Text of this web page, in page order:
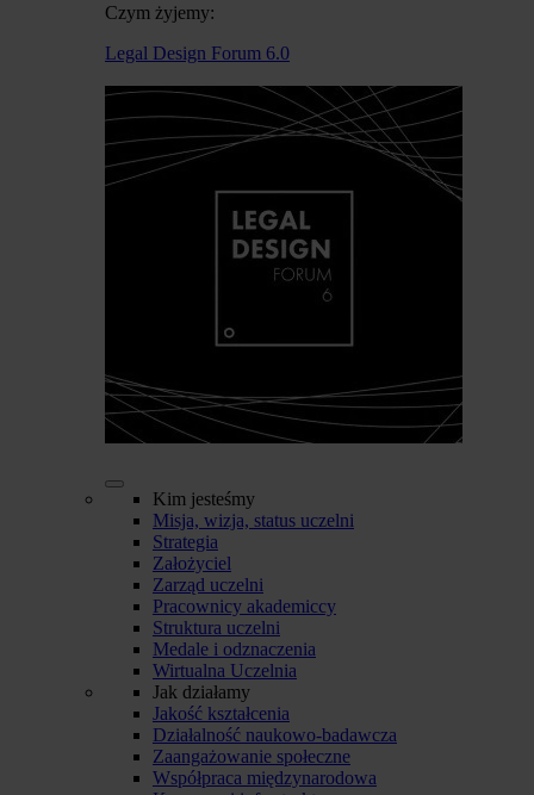
Czym żyjemy:
Legal Design Forum 6.0
Kim jesteśmy
Misja, wizja, status uczelni
Strategia
Założyciel
Zarząd uczelni
Pracownicy akademiccy
Struktura uczelni
Medale i odznaczenia
Wirtualna Uczelnia
Jak działamy
Jakość kształcenia
Działalność naukowo-badawcza
Zaangażowanie społeczne
Współpraca międzynarodowa